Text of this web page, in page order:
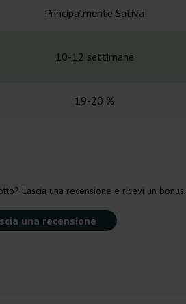
Principalmente Sativa
10-12 settimane
19-20 %
Lascia una recensione e ricevi un bonus.
una recensione